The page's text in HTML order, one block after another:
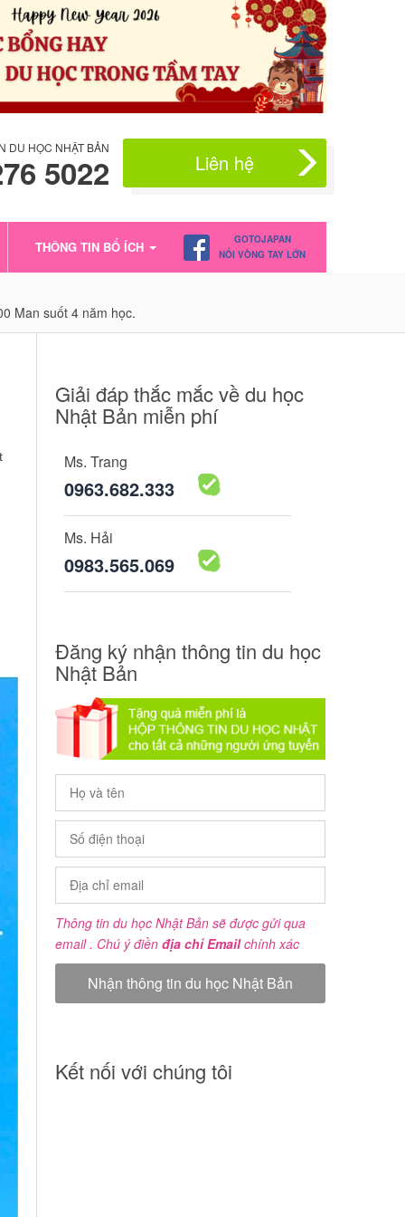
DU HỌC NHẬT BẢN
5022 Liên hệ
THÔNG TIN BỔ ÍCH
GOTOJAPAN
NỐI VÒNG TAY LỚN
Man suốt 4 năm học.
Giải đáp thắc mắc về du học
Nhật Bản miễn phí
Ms. Trang
0963.682.333
Ms. Hải
0983.565.069
Đăng ký nhận thông tin du học
Nhật Bản
Thông tin du học Nhật Bản sẽ được gửi qua
email . Chú ý điền địa chỉ Emailchính xác
Kết nối với chúng tôi